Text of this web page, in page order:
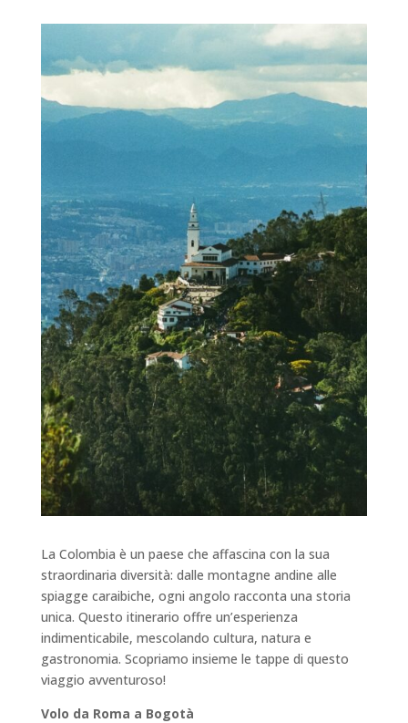
La Colombia è un paese che affascina con la sua
straordinaria diversità: dalle montagne andine alle
spiagge caraibiche, ogni angolo racconta una storia
unica. Questo itinerario offre un’esperienza
indimenticabile, mescolando cultura, natura e
gastronomia. Scopriamo insieme le tappe di questo
viaggio avventuroso!
Volo da Roma a Bogotà